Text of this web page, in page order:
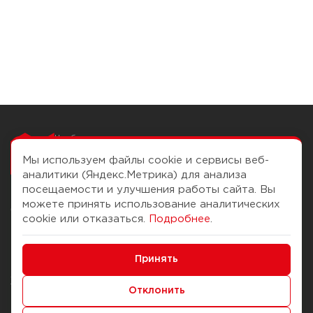
Чтобы вам легко
О компании
История Компании
Журнал
Наши марки
Помощь
Доставка и оплата
Способы оплаты
Мы используем файлы cookie и сервисы веб-
аналитики (Яндекс.Метрика) для анализа
посещаемости и улучшения работы сайта. Вы
можете принять использование аналитических
cookie или отказаться.
Подробнее
Принять
Отклонить